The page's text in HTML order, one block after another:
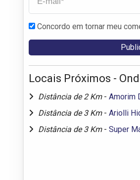
Concordo em tornar meu
Locais Próximos -
Distância de 2 Km - Amorim
Distância de 3 Km - Ariolli
Distância de 3 Km - Super